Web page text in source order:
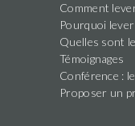
Comment
Pourquoi
Quelles sont
Témoignages
Conférence :
Proposer un